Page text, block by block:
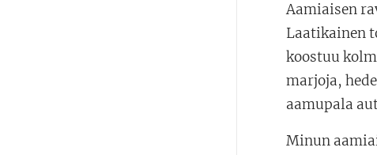
Aamiaisen
Laatikainen
koostuu
marjoja,
aamupala
Minun